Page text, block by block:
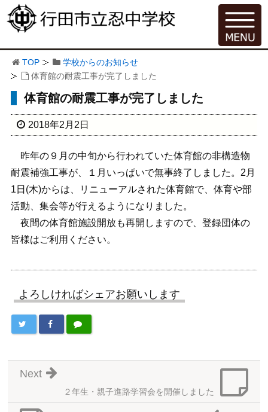
TOP
学校からのお知らせ
体育館の耐震工事が完了しました
体育館の耐震工事が完了しました
2018年2月2日
昨年の９月の中旬から行われていた体育館の非構造物
耐震補強工事が、１月いっぱいで無事終了しました。2月
1日(木)からは、リニューアルされた体育館で、体育や部
活動、集会等が行えるようになりました。
夜間の体育館施設開放も再開しますので、登録団体の
皆様はご利用ください。
よろしければシェアお願いします
２年生・親子進路学習会を開催しました
Next